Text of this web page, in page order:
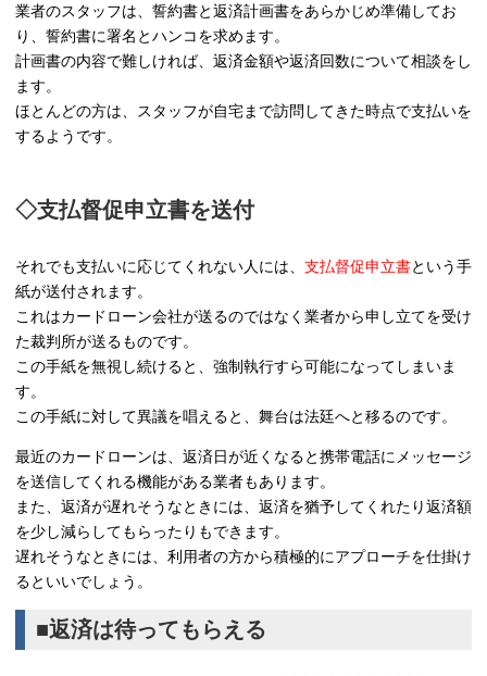
業者のスタッフは、誓約書と返済計画書をあらかじめ準備してお
り、誓約書に署名とハンコを求めます。
計画書の内容で難しければ、返済金額や返済回数について相談をし
ます。
ほとんどの方は、スタッフが自宅まで訪問してきた時点で支払いを
するようです。
◇支払督促申立書を送付
それでも支払いに応じてくれない人には、 支払督促申立書という手
紙が送付されます。
これはカードローン会社が送るのではなく業者から申し立てを受け
た裁判所が送るものです。
この手紙を無視し続けると、強制執行すら可能になってしまいま
す。
この手紙に対して異議を唱えると、舞台は法廷へと移るのです。
最近のカードローンは、返済日が近くなると携帯電話にメッセージ
を送信してくれる機能がある業者もあります。
また、返済が遅れそうなときには、返済を猶予してくれたり返済額
を少し減らしてもらったりもできます。
遅れそうなときには、利用者の方から積極的にアプローチを仕掛け
るといいでしょう。
■返済は待ってもらえる